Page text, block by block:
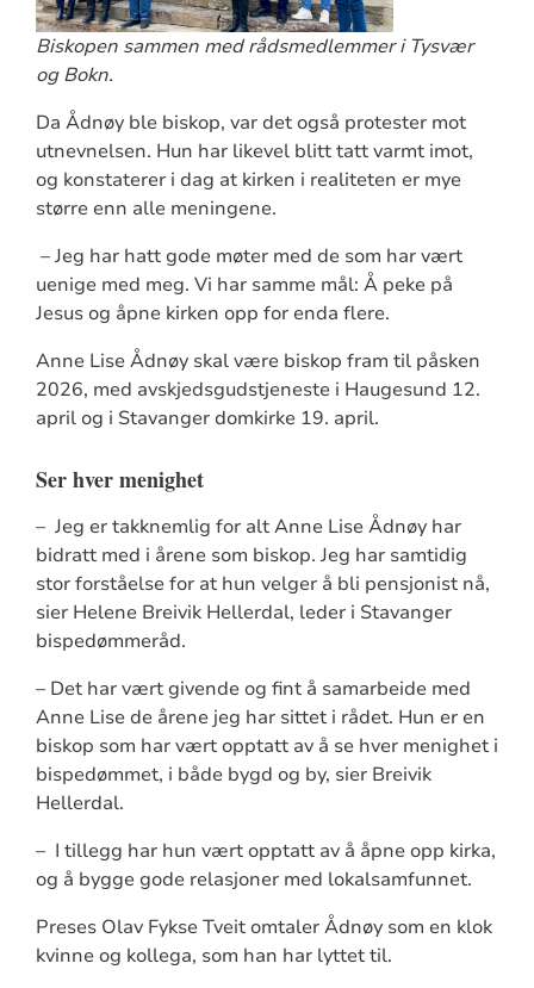
Biskopen sammen med rådsmedlemmer i Tysvær
og Bokn.
Da Ådnøy ble biskop, var det også protester mot
utnevnelsen. Hun har likevel blitt tatt varmt imot,
og konstaterer i dag at kirken i realiteten er mye
større enn alle meningene.
– Jeg har hatt gode møter med de som har vært
uenige med meg. Vi har samme mål: Å peke på
Jesus og åpne kirken opp for enda flere.
Anne Lise Ådnøy skal være biskop fram til påsken
2026, med avskjedsgudstjeneste i Haugesund 12.
april og i Stavanger domkirke 19. april.
Ser hver menighet
– Jeg er takknemlig for alt Anne Lise Ådnøy har
bidratt med i årene som biskop. Jeg har samtidig
stor forståelse for at hun velger å bli pensjonist nå,
sier Helene Breivik Hellerdal, leder i Stavanger
bispedømmeråd.
– Det har vært givende og fint å samarbeide med
Anne Lise de årene jeg har sittet i rådet. Hun er en
biskop som har vært opptatt av å se hver menighet i
bispedømmet, i både bygd og by, sier Breivik
Hellerdal.
– I tillegg har hun vært opptatt av å åpne opp kirka,
og å bygge gode relasjoner med lokalsamfunnet.
Preses Olav Fykse Tveit omtaler Ådnøy som en klok
kvinne og kollega, som han har lyttet til.